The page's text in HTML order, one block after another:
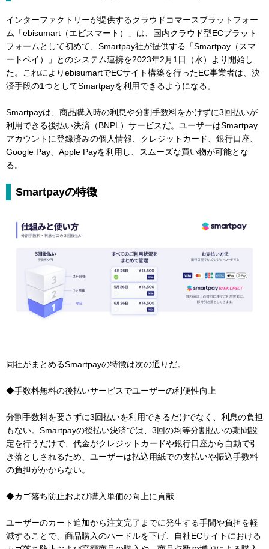
インターファクトリーが提供するクラウドコマースプラットフォー
ム「ebisumart（エビスマート）」は、国内クラウド型ECプラット
フォームとして初めて、Smartpay社が提供する「Smartpay（スマ
ートペイ）」とのシステム連携を2023年2月1日（水）より開始し
た。これによりebisumartでECサイト構築を行ったEC事業者は、決
済手段の1つとしてSmartpayを利用できるようになる。
Smartpayは、商品購入時の利息や分割手数料をかけずに3回払いが
利用できる後払い決済（BNPL）サービスだ。ユーザーはSmartpay
アカウントに登録済みの個人情報、クレジットカード、銀行口座、
Google Pay、Apple Payを利用し、スムーズな買い物が可能とな
る。
Smartpayの特徴
同社がまとめるSmartpayの特徴は次の通りだ。
◆手数料無料の後払いサービスでユーザーの利便性向上
分割手数料を要さずに3回払いを利用できるだけでなく、利息の負担
もない。Smartpayの後払い決済では、3回の均等分割払いの期間設
定を行うだけで、代金がクレジットカードや銀行口座から自動で引
き落としされるため、ユーザーは払込用紙での支払いや振込手数料
の負担がかからない。
◆カゴ落ち防止および購入単価の向上に貢献
ユーザーのカート追加から注文完了までに発生する手間や負担を軽
減することで、商品購入のハードルを下げ、自社ECサイトにおける